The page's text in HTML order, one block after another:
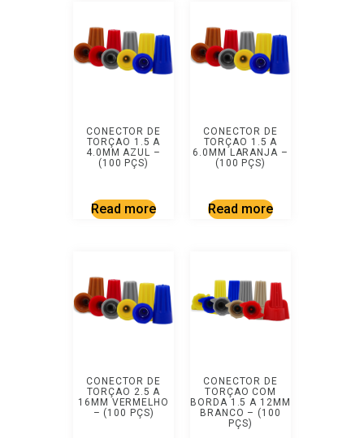
CONECTOR DE
TORÇAO 1.5 A
4.0MM AZUL –
(100 PÇS)
Read more
CONECTOR DE
TORÇAO 1.5 A
6.0MM LARANJA –
(100 PÇS)
Read more
CONECTOR DE
TORÇAO 2.5 A
16MM VERMELHO
– (100 PÇS)
CONECTOR DE
TORÇAO COM
BORDA 1.5 A 12MM
BRANCO – (100
PÇS)